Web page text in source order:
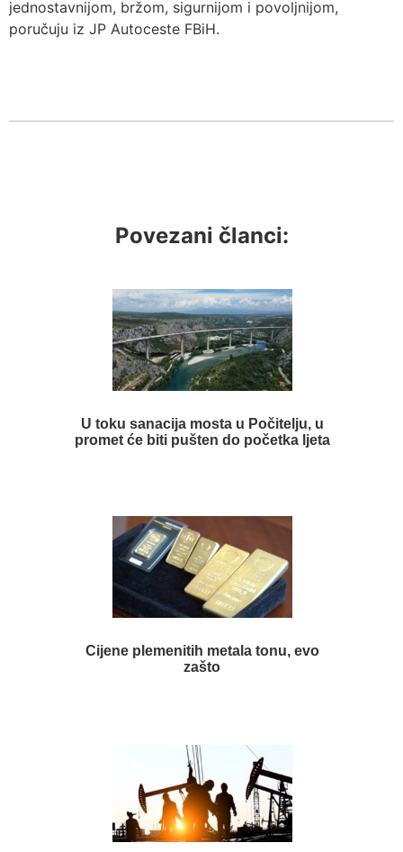
jednostavnijom, bržom, sigurnijom i povoljnijom,
poručuju iz JP Autoceste FBiH.
Povezani članci:
U toku sanacija mosta u Počitelju, u
promet će biti pušten do početka ljeta
Cijene plemenitih metala tonu, evo
zašto